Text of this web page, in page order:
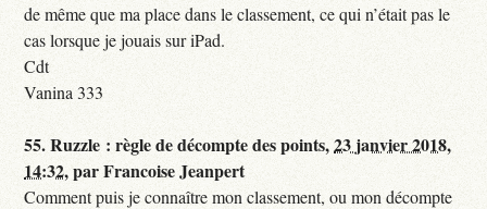
de même que ma place dans le classement, ce qui n’était pas le
cas lorsque je jouais sur iPad.
Cdt
Vanina 333
55.Ruzzle : règle de décompte des points,23 janvier 2018,
14:32,parFrancoise Jeanpert
Comment puis je connaître mon classement, ou mon décompte